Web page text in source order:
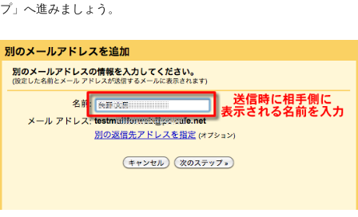
プ」へ進みましょう。